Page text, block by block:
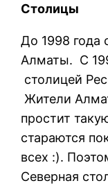
Столицы
До 1998 года
Алматы. С
столицей
Жители
простит
стараются
всех :).
Северная